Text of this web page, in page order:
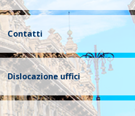
Contatti
Dislocazione uffici